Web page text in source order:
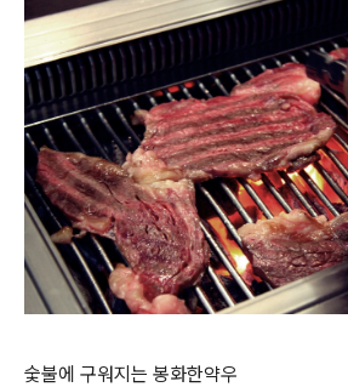
숯불에 구워지는 봉화한약우